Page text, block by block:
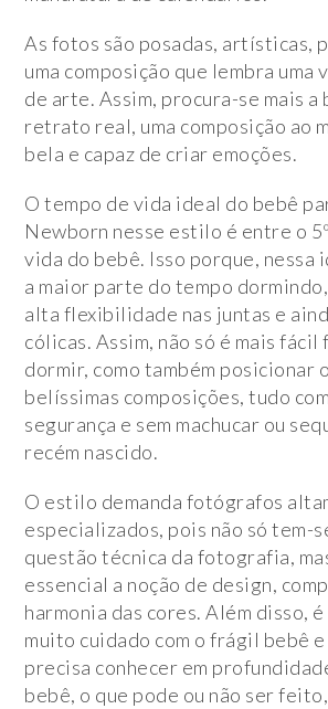
As fotos são posadas, artísticas,
uma composição que lembra uma
de arte. Assim, procura-se mais a
retrato real, uma composição ao
bela e capaz de criar emoções.
O tempo de vida ideal do bebê
Newborn nesse estilo é entre o
vida do bebê. Isso porque, nessa
a maior parte do tempo
alta flexibilidade nas juntas e
cólicas. Assim, não só é mais fácil
dormir, como também posicionar
belíssimas composições, tudo
segurança e sem machucar ou
recém nascido.
O estilo demanda fotógrafos
especializados, pois não só tem-
questão técnica da fotografia,
essencial a noção de design,
harmonia das cores. Além disso,
muito cuidado com o frágil bebê
precisa conhecer em
bebê, o que pode ou não ser